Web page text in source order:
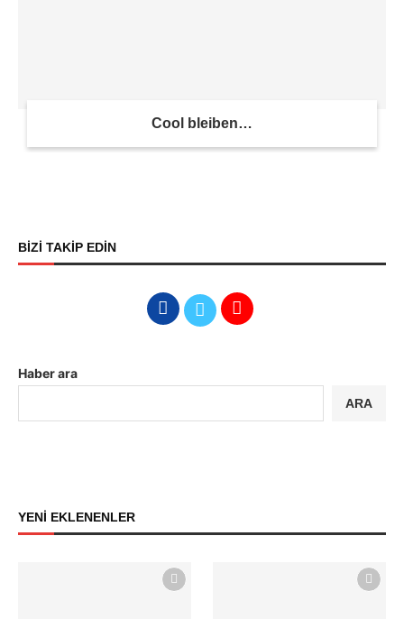
Cool bleiben…
BİZİ TAKİP EDİN
Haber ara
ARA
YENİ EKLENENLER